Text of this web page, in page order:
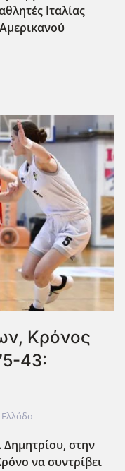
Ιταλίας
Κρόνος
43:
Ελλάδα
Δημητρίου, στην
να συντρίβει